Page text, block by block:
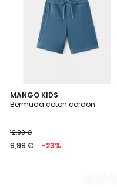
MANGO KIDS
Bermuda coton cordon
12,99 €
9,99 € -23%
2
Couleurs